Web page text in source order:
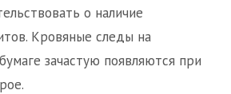
о наличие
Кровяные следы на
зачастую появляются при